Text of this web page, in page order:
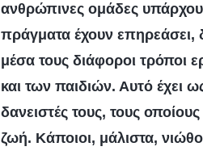
ανθρώπινες ομάδες
πράγματα έχουν επηρεάσει,
μέσα τους διάφοροι τρόποι
και των παιδιών. Αυτό έχει
δανειστές τους, τους
ζωή. Κάποιοι, μάλιστα,